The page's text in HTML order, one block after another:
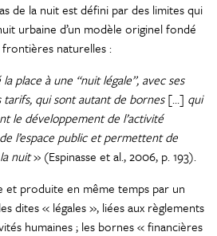
de la nuit est défini par des limites qui
urbaine d’un modèle originel fondé
naturelles :
place à une “nuit légale”, avec ses
tarifs, qui sont autant de bornes[…] qui
le développement de l’activité
l’espace public et permettent de
nuit» (Espinasse et al., 2006, p. 193).
et produite en même temps par un
dites « légales », liées aux règlements
humaines ; les bornes « financières